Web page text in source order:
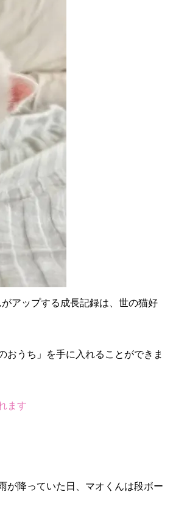
アップする成長記録は、世の猫好
うち」を手に入れることができま
ます
降っていた日、マオくんは段ボー